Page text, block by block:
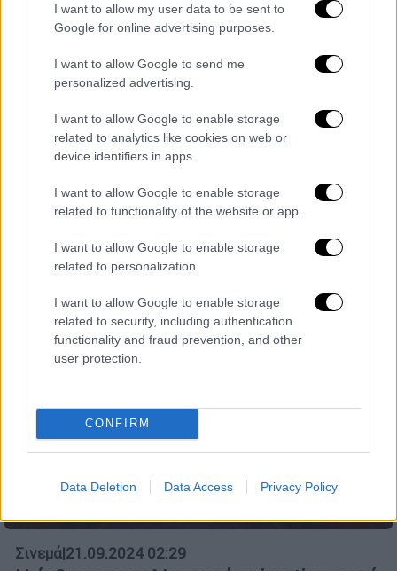
I want to allow my user data to be sent to
Google for online advertising purposes.
I want to allow Google to send me
personalized advertising.
I want to allow Google to enable storage
related to analytics like cookies on web or
device identifiers in apps.
I want to allow Google to enable storage
related to functionality of the website or app.
I want to allow Google to enable storage
related to personalization.
I want to allow Google to enable storage
related to security, including authentication
functionality and fraud prevention, and other
user protection.
CONFIRM
Data Deletion Data Access Privacy Policy
Σινεμά|03.10.2024 10:00
Ο Γιάννης Χριστοφόρου είναι ένα
«εύφορο έδαφος», έτοιμο να
καλλιεργηθεί και ν' αποδώσει καρπούς
Ο φετινός νικητής του Animasyros μιλάει
στο ethnos.gr για τη νέα του ταινία,
«Underground», μια αλληγορική ιστορία που
εξερευνά τη σχέση μας με τη φύση, τον
κύκλο της ζωής και την αναζήτηση του
Σινεμά|21.09.2024 02:29